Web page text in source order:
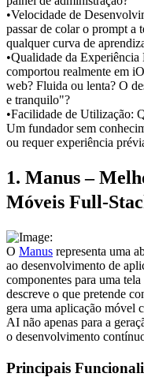
•Velocidade de
passar de colar o prompt
qualquer curva de
•Qualidade da Experiência
comportou realmente em
web? Fluida ou lenta? O
e tranquilo"?
•Facilidade de Utilização:
Um fundador sem
ou requer experiência
1. Manus –
Móveis Full-
O Manus representa uma
ao desenvolvimento de
componentes para uma
descreve o que pretende
gera uma aplicação móvel
AI não apenas para a
o desenvolvimento
Principais